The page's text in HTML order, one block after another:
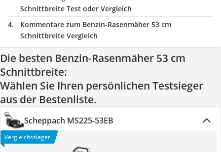
Schnittbreite Test oder Vergleich
Kommentare zum Benzin-Rasenmäher 53 cm
Schnittbreite Vergleich
Die besten Benzin-Rasenmäher 53 cm
Schnittbreite:
Wählen Sie Ihren persönlichen Testsieger
aus der Bestenliste.
Scheppach MS225-53EB
Vergleichssieger